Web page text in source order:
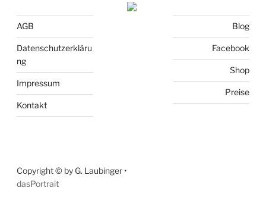
AGB
Datenschutzerkläru
ng
Impressum
Kontakt
Blog
Facebook
Shop
Preise
Copyright © by G. Laubinger •
dasPortrait